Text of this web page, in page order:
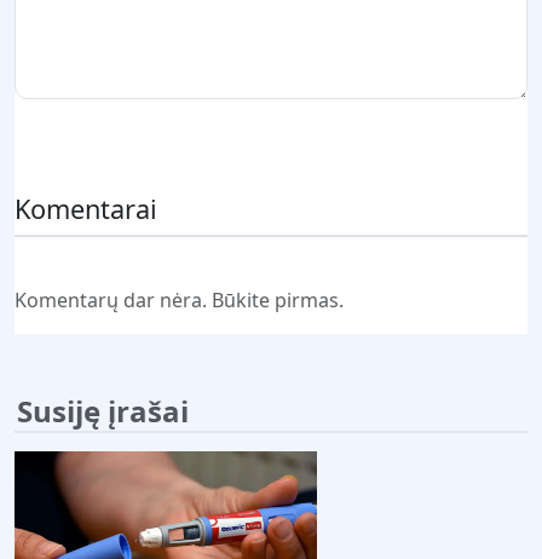
Komentarai
Komentarų dar nėra. Būkite pirmas.
Susiję įrašai